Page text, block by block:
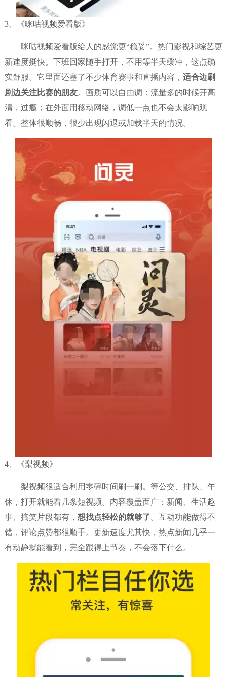
3、《咪咕视频爱看版》
咪咕视频爱看版给人的感觉更“稳妥”。热门影视和综艺更
新速度挺快。下班回家随手打开，不用等半天缓冲，这点确
实舒服。它里面还塞了不少体育赛事和直播内容， 适合边刷
剧边关注比赛的朋友。画质可以自由调：流量多的时候开高
清，过瘾；在外面用移动网络，调低一点也不会太影响观
看。整体很顺畅，很少出现闪退或加载半天的情况。
4、《梨视频》
梨视频很适合利用零碎时间刷一刷。等公交、排队、午
休，打开就能看几条短视频。内容覆盖面广：新闻、生活趣
事、搞笑片段都有， 想找点轻松的就够了 。互动功能做得不
错，评论点赞都很顺手。更新速度尤其快，热点新闻几乎一
有动静就能看到，完全跟得上节奏，不会落下什么。